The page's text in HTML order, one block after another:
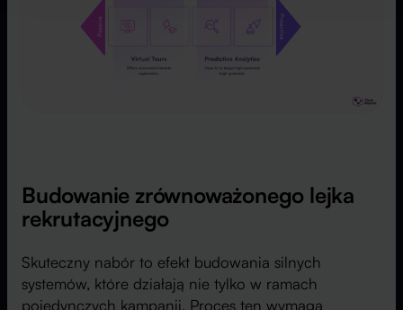
Budowanie zrównoważonego lejka
rekrutacyjnego
Skuteczny nabór to efekt budowania silnych
systemów, które działają nie tylko w ramach
pojedynczych kampanii. Proces ten wymaga